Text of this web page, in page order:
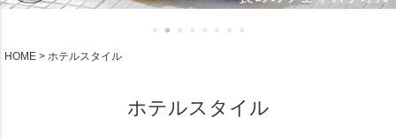
HOME ホテルスタイル
ホテルスタイル